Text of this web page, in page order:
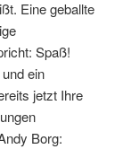
Eine geballte
Spaß!
ein
jetzt Ihre
Borg: